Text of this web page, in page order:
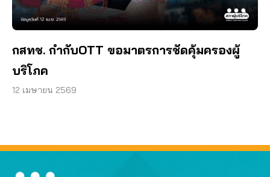
กสทช. กำกับOTT ขอมาตรการชัดคุ้มครองผู้
บริโภค
12 เมษายน 2569